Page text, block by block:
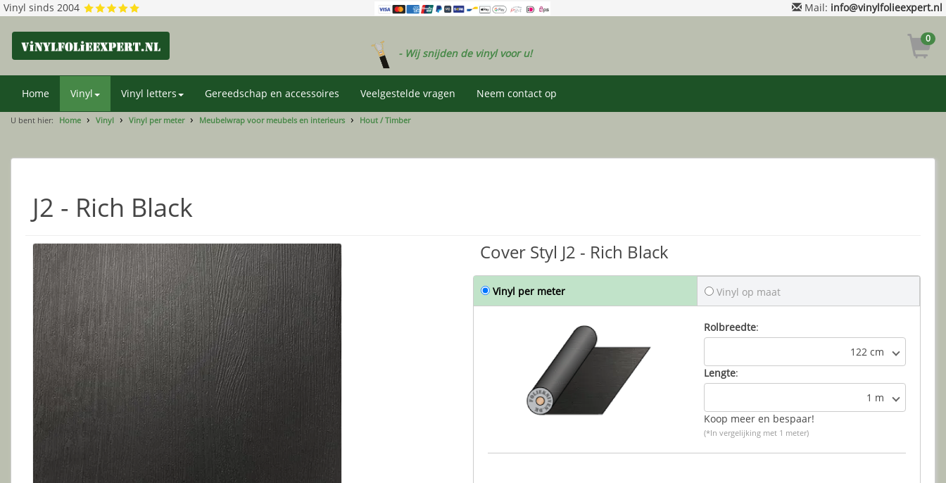
Vinyl sinds 2004 Mail: info@vinylfolieexpert.nl
- Wij snijden de vinyl voor u!
0
Home Vinyl Vinyl letters Gereedschap en accessoires Veelgestelde vragen Neem contact op
U bent hier: Home Vinyl Vinyl per meter Meubelwrap voor meubels en interieurs Hout / Timber
J2 - Rich Black
Cover Styl J2 - Rich Black
Vinyl per meter Vinyl op maat
Rolbreedte:
122 cm
Lengte:
1 m
Koop meer en bespaar!
(*In vergelijking met 1 meter)